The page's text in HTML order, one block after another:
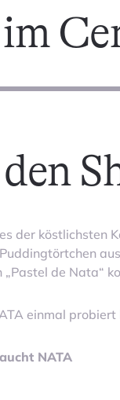
der köstlichsten
„Pastel de Nata“
einmal
NATA